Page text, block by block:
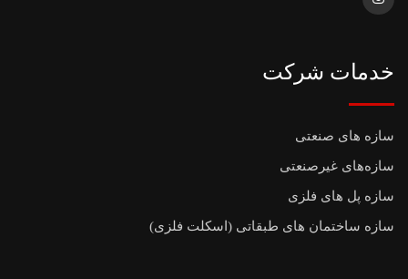
خدمات شرکت
سازه های صنعتی
سازه‌های غیرصنعتی
سازه پل های فلزی
سازه ساختمان های طبقاتی (اسکلت فلزی)